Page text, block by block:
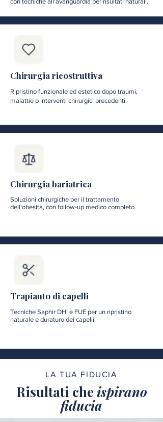
Chirurgia ricostruttiva
Ripristino funzionale ed estetico dopo traumi,
malattie o interventi chirurgici precedenti.
Chirurgia bariatrica
Soluzioni chirurgiche per il trattamento
dell'obesità, con follow-up medico completo.
Trapianto di capelli
Tecniche Saphir DHI e FUE per un ripristino
naturale e duraturo dei capelli.
LA TUA FIDUCIA
Risultati che ispirano
fiducia